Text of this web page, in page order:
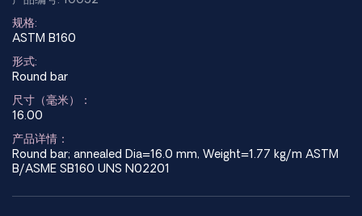
规格:
ASTM B160
形式:
Round bar
尺寸（毫米）：
16.00
产品详情：
Round bar; annealed Dia=16.0 mm, Weight=1.77 kg/m ASTM
B/ASME SB160 UNS N02201